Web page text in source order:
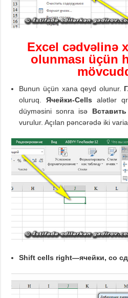
Excel cədvəlinə
olunması üçün
Bunun üçün xana qeyd olunur.
oluruq.Ячейки-Cells alətlər
düyməsini sonra isə Вставить
vurulur. Açılan pəncərədə iki
Shift cells right—ячейки, со